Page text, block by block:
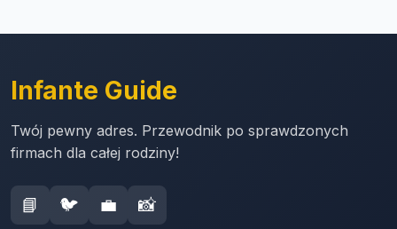
Infante Guide
Twój pewny adres. Przewodnik po sprawdzonych
firmach dla całej rodziny!
📘 🐦 💼 📸